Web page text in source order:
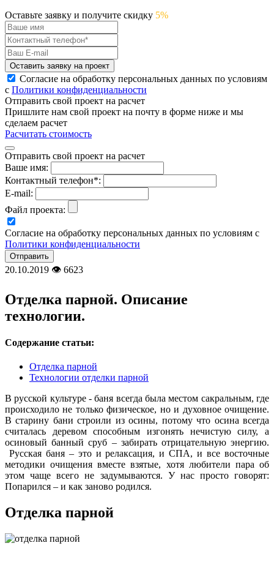
Оставьте заявку и получите скидку 5%
Оставить заявку на проект
Согласие на обработку персональных данных по условиям
с Политики конфиденциальности
Отправить свой проект на расчет
Пришлите нам свой проект на почту в форме ниже и мы
сделаем расчет
Расчитать стоимость
Отправить свой проект на расчет
Ваше имя:
Контактный телефон*:
E-mail:
Файл проекта:
Согласие на обработку персональных данных по условиям с
Политики конфиденциальности
20.10.2019 👁 6623
Отделка парной. Описание
технологии.
Содержание статьи:
Отделка парной
Технологии отделки парной
В русской культуре - баня всегда была местом сакральным, где
происходило не только физическое, но и духовное очищение.
В старину бани строили из осины, потому что осина всегда
считалась деревом способным изгонять нечистую силу, а
осиновый банный сруб – забирать отрицательную энергию.
Русская баня – это и релаксация, и СПА, и все восточные
методики очищения вместе взятые, хотя любители пара об
этом чаще всего не задумываются. У нас просто говорят:
Попарился – и как заново родился.
Отделка парной